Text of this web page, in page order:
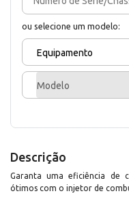
ou selecione um modelo:
Equipamento
Modelo
Descrição
Garanta uma eficiência de
ótimos com o injetor de